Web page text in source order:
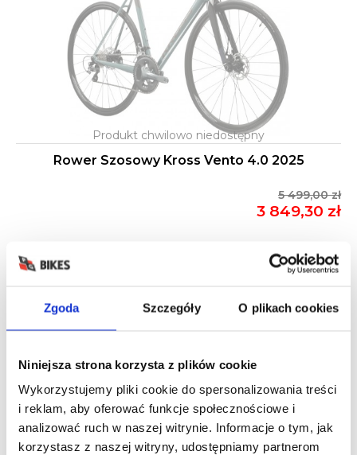
Zgoda Szczegóły O plikach cookies
Niniejsza strona korzysta z plików cookie
Wykorzystujemy pliki cookie do spersonalizowania treści
i reklam, aby oferować funkcje społecznościowe i
analizować ruch w naszej witrynie. Informacje o tym, jak
korzystasz z naszej witryny, udostępniamy partnerom
Rower Szosowy Kross Vento 4.0 2025
5 499,00 zł
3 849,30 zł